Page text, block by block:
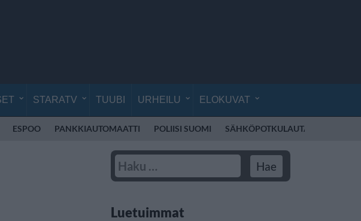
STARATV TUUBI URHEILU ELOKUVAT
ESPOO PANKKIAUTOMAATTI POLIISI SUOMI SÄHKÖPOTKULAUTA
Luetuimmat